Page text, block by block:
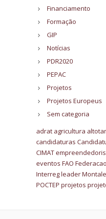
Financiamento
Formação
GIP
Notícias
PDR2020
PEPAC
Projetos
Projetos Europeus
Sem categoria
adrat agricultura
candidaturas
CIMAT
eventos FAO
Interregleader
POCTEP projetos